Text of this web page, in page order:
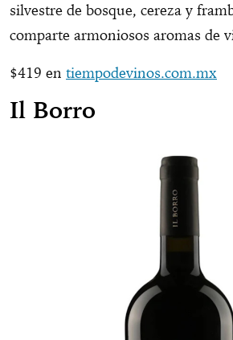
silvestre de bosque, cereza y
comparte armoniosos aromas de
$419 en tiempodevinos.com.mx
Il Borro